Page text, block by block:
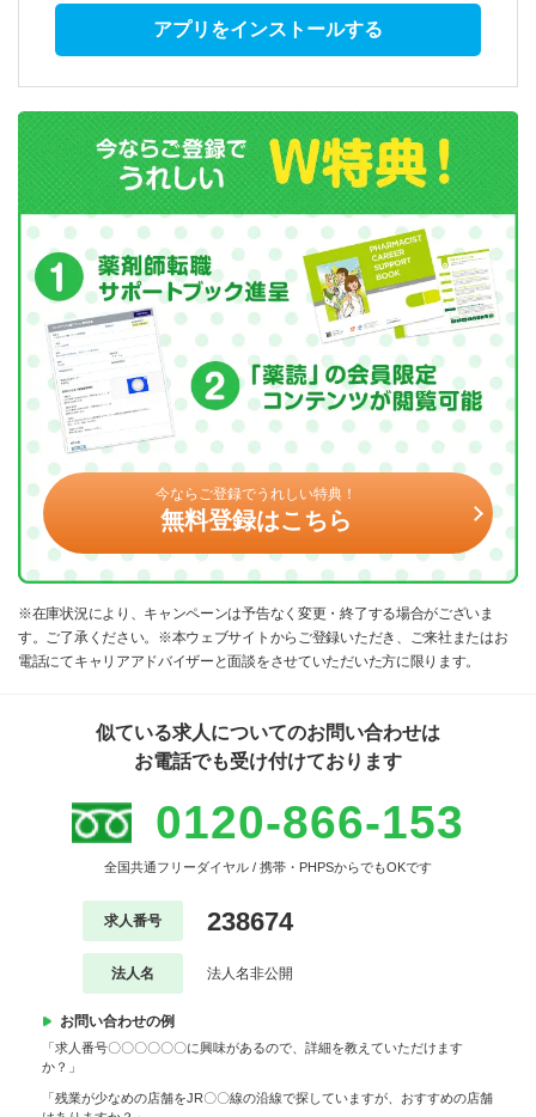
アプリをインストールする
今ならご登録でうれしい特典！
無料登録はこちら
※在庫状況により、キャンペーンは予告なく変更・終了する場合がございま
す。ご了承ください。※本ウェブサイトからご登録いただき、ご来社またはお
電話にてキャリアアドバイザーと面談をさせていただいた方に限ります。
似ている求人についてのお問い合わせは
お電話でも受け付けております
0120-866-153
全国共通フリーダイヤル / 携帯・PHPSからでもOKです
求人番号 238674
法人名 法人名非公開
お問い合わせの例
「求人番号〇〇〇〇〇〇に興味があるので、詳細を教えていただけます
か？」
「残業が少なめの店舗をJR〇〇線の沿線で探していますが、おすすめの店舗